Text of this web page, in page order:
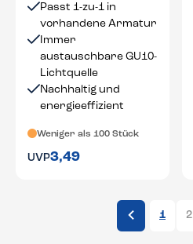
Passt 1-zu-1 in
vorhandene Armatur
Immer
austauschbare GU10-
Lichtquelle
Nachhaltig und
energieeffizient
Weniger als 100 Stück
UVP3,49
1 2